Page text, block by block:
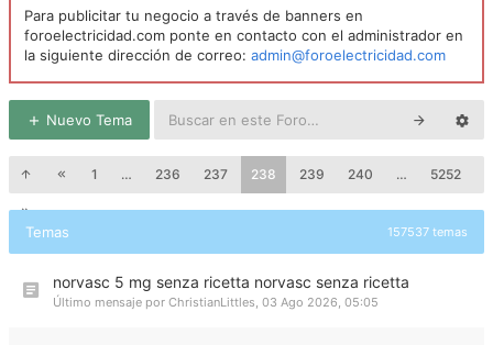
Para publicitar tu negocio a través de banners en
foroelectricidad.com ponte en contacto con el administrador en
la siguiente dirección de correo: admin@foroelectricidad.com
Nuevo Tema
1 … 236 237 238 239 240 … 5252
Temas 157537 temas
norvasc 5 mg senza ricetta norvasc senza ricetta
Último mensaje por ChristianLittles, 03 Ago 2026, 05:05